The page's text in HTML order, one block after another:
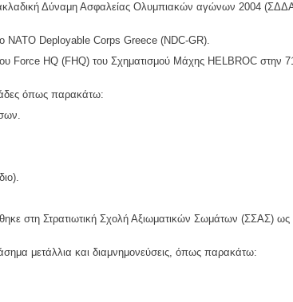
Δύναμη Ασφαλείας Ολυμπιακών αγώνων 2004
NATO Deployable Corps Greece (NDC-GR).
Force HQ (FHQ) του Σχηματισμού Μάχης HELBROC στην
όπως παρακάτω:
στη Στρατιωτική Σχολή Αξιωματικών Σωμάτων (ΣΣΑΣ) ως
μετάλλια και διαμνημονεύσεις, όπως παρακάτω: